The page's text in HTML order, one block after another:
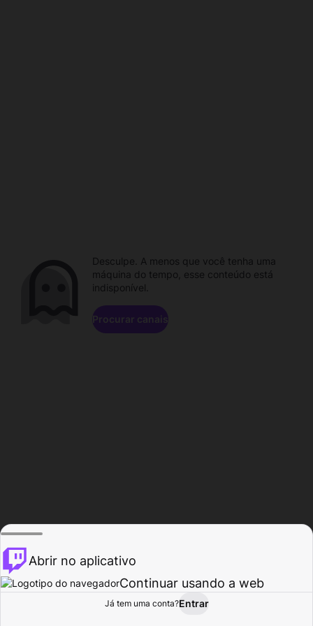
Procurar Atividade
Desculpe. A menos que você tenha uma
máquina do tempo, esse conteúdo está
indisponível.
Procurar canais
Abrir no aplicativo
Continuar usando a web
Já tem uma conta?Entrar